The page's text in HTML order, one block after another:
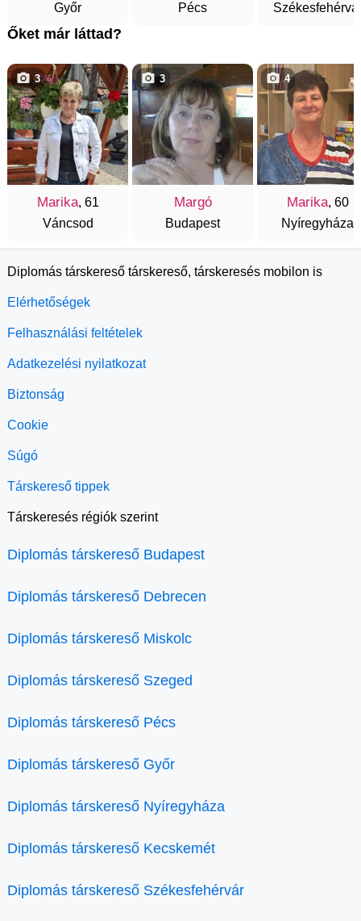
Győr
Pécs
Őket már láttad?
Marika, 61
Váncsod
3
Margó
Budapest
3
Marika, 60
Nyíregyháza
4
Diplomás társkereső társkereső, társkeresés mobilon is
Elérhetőségek
Felhasználási feltételek
Adatkezelési nyilatkozat
Biztonság
Cookie
Súgó
Társkereső tippek
Társkeresés régiók szerint
Diplomás társkereső Budapest
Diplomás társkereső Debrecen
Diplomás társkereső Miskolc
Diplomás társkereső Szeged
Diplomás társkereső Pécs
Diplomás társkereső Győr
Diplomás társkereső Nyíregyháza
Diplomás társkereső Kecskemét
Diplomás társkereső Székesfehérvár